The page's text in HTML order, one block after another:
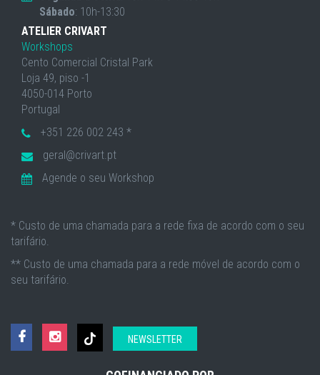
Sábado: 10h-13:30
ATELIER CRIVART
Workshops
Cento Comercial Cristal Park
Loja 49, piso -1
4050-014 Porto
Portugal
+351 226 002 243 *
geral@crivart.pt
Agende o seu Workshop
* Custo de uma chamada para a rede fixa de acordo com o seu
tarifário.
** Custo de uma chamada para a rede móvel de acordo com o
seu tarifário.
NEWSLETTER